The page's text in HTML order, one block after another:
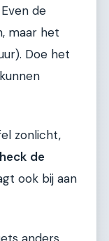
Even de
maar het
Doe het
zonlicht,
de
ook bij aan
anders